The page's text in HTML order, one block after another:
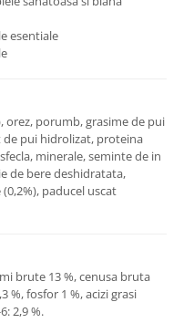
esentiale
orez, porumb, grasime de pui
de pui hidrolizat, proteina
minerale, seminte de in
de bere deshidratata,
paducel uscat
brute 13 %, cenusa bruta
%, fosfor 1 %, acizi grasi
2,9 %.